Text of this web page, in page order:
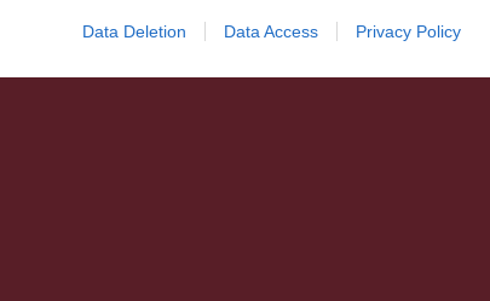
Data Deletion Data Access Privacy Policy